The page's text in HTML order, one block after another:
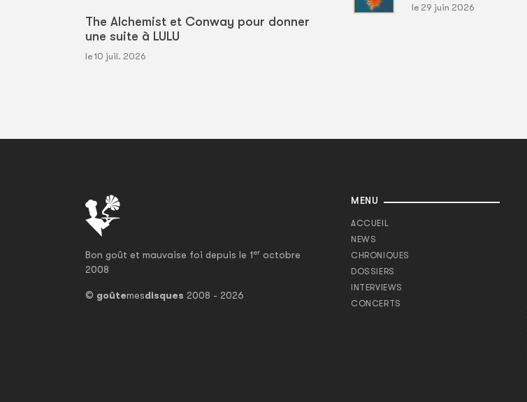
The Alchemist et Conway pour donner
une suite à LULU
le 10 juil. 2026
le 29 juin 2026
Bon goût et mauvaise foi depuis le 1er octobre
2008
© goûtemesdisques 2008 - 2026
MENU
ACCUEIL
NEWS
CHRONIQUES
DOSSIERS
INTERVIEWS
CONCERTS